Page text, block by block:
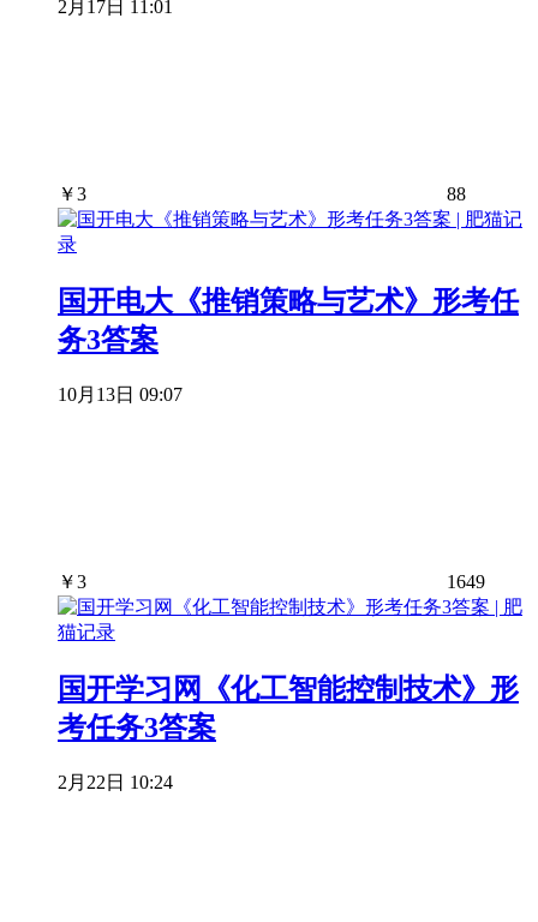
2月17日 11:01
￥3 88
国开电大《推销策略与艺术》形考任
务3答案
10月13日 09:07
￥3 1649
国开学习网《化工智能控制技术》形
考任务3答案
2月22日 10:24